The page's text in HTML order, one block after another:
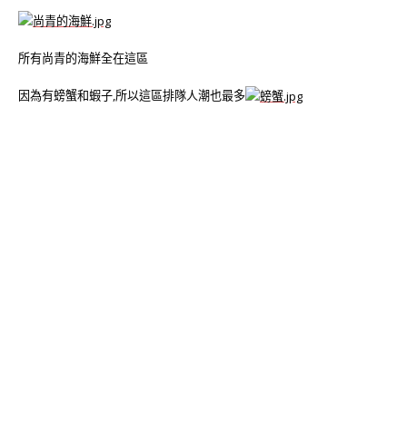
所有尚青的海鮮全在這區
因為有螃蟹和蝦子,所以這區排隊人潮也最多